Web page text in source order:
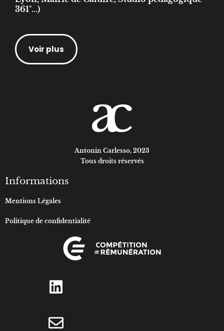
361°...)
Voir plus
Antonin Carlesso, 2023
Tous droits réservés
Informations
Mentions Légales
Politique de confidentialité